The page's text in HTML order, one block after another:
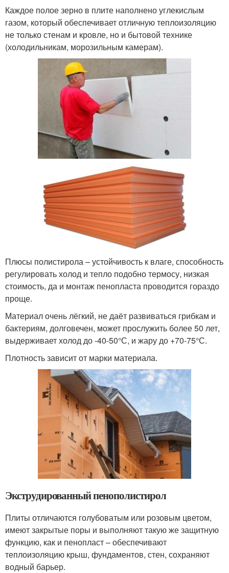
Каждое полое зерно в плите наполнено углекислым
газом, который обеспечивает отличную теплоизоляцию
не только стенам и кровле, но и бытовой технике
(холодильникам, морозильным камерам).
Плюсы полистирола – устойчивость к влаге, способность
регулировать холод и тепло подобно термосу, низкая
стоимость, да и монтаж пенопласта проводится гораздо
проще.
Материал очень лёгкий, не даёт развиваться грибкам и
бактериям, долговечен, может прослужить более 50 лет,
выдерживает холод до -40-50°С, и жару до +70-75°С.
Плотность зависит от марки материала.
Экструдированный пенополистирол
Плиты отличаются голубоватым или розовым цветом,
имеют закрытые поры и выполняют такую же защитную
функцию, как и пенопласт – обеспечивают
теплоизоляцию крыш, фундаментов, стен, сохраняют
водный барьер.